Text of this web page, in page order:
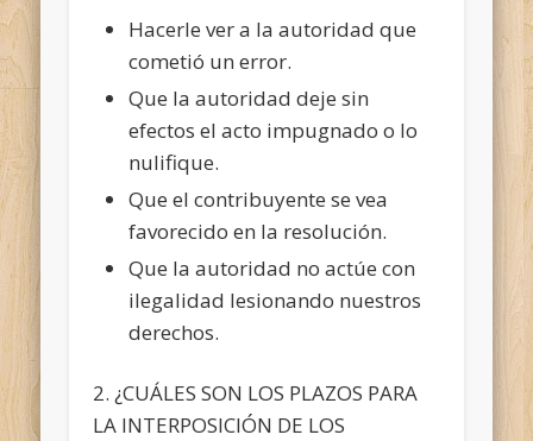
Hacerle ver a la autoridad que
cometió un error.
Que la autoridad deje sin
efectos el acto impugnado o lo
nulifique.
Que el contribuyentese vea
favorecido en la resolución.
Que la autoridad no actúe con
ilegalidad lesionando nuestros
derechos.
2. ¿CUÁLES SON LOS PLAZOS PARA
LA INTERPOSICIÓN DE LOS